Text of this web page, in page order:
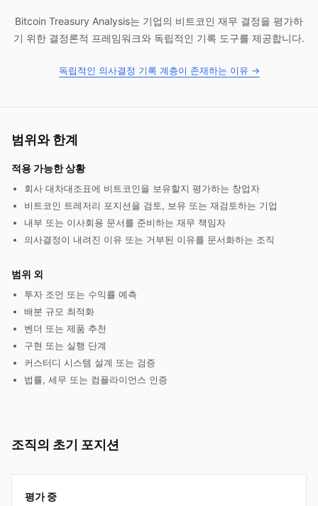
Bitcoin Treasury Analysis는 기업의 비트코인 재무 결정을 평가하
기 위한 결정론적 프레임워크와 독립적인 기록 도구를 제공합니다.
독립적인 의사결정 기록 계층이 존재하는 이유 →
범위와 한계
적용 가능한 상황
회사 대차대조표에 비트코인을 보유할지 평가하는 창업자
비트코인 트레저리 포지션을 검토, 보유 또는 재검토하는 기업
내부 또는 이사회용 문서를 준비하는 재무 책임자
의사결정이 내려진 이유 또는 거부된 이유를 문서화하는 조직
범위 외
투자 조언 또는 수익률 예측
배분 규모 최적화
벤더 또는 제품 추천
구현 또는 실행 단계
커스터디 시스템 설계 또는 검증
법률, 세무 또는 컴플라이언스 인증
조직의 초기 포지션
평가 중